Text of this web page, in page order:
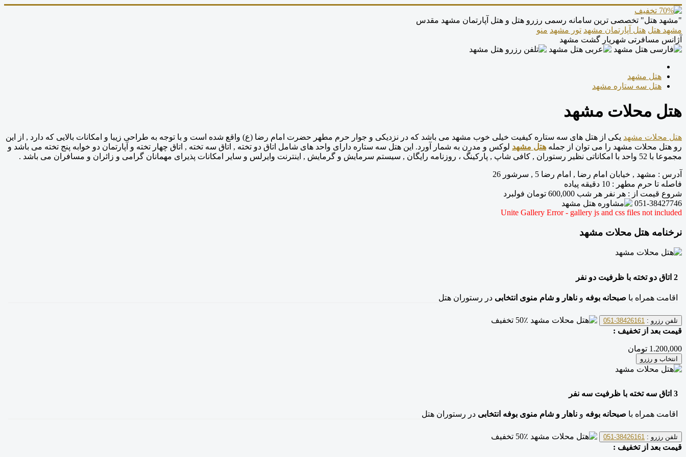
"مشهد هتل" تخصصی ترین سامانه رسمی رزرو هتل و هتل آپارتمان مشهد مقدس
مشهد هتل هتل آپارتمان مشهد تور مشهد منو
آژانس مسافرتی شهریار گشت مشهد
هتل مشهد
هتل سه ستاره مشهد
هتل محلات مشهد
هتل محلات مشهد یکی از هتل های سه ستاره کیفیت خیلی خوب مشهد می باشد که در نزدیکی و جوار حرم مطهر حضرت امام رضا (ع) واقع شده است و با توجه به طراحی زیبا و امکانات بالایی که دارد , از این
رو هتل محلات مشهد را می توان از جمله هتل مشهد لوکس و مدرن به شمار آورد. این هتل سه ستاره دارای واحد های شامل اتاق دو تخته , اتاق سه تخته , اتاق چهار تخته و آپارتمان دو خوابه پنج تخته می باشد و
مجموعا با 52 واحد با امکاناتی نظیر رستوران , کافی شاپ , پارکینگ ، روزنامه رایگان , سیستم سرمایش و گرمایش , اینترنت وایرلس و سایر امکانات پذیرای مهمانان گرامی و زائران و مسافران می باشد .
آدرس : مشهد , خیابان امام رضا , امام رضا 5 , سرشور 26
فاصله تا حرم مطهر : 10 دقیقه پیاده
شروع قیمت از : هر نفر هر شب 600,000 تومان فولبرد
051-38427746
Unite Gallery Error - gallery js and css files not included
نرخنامه هتل محلات مشهد
2 اتاق دو تخته با ظرفیت دو نفر
اقامت همراه با صبحانه بوفه و ناهار و شام منوی انتخابی در رستوران هتل
تلفن رزرو : 38426161-051
50٪ تخفیف
قیمت بعد از تخفیف :
1.200,000 تومان
انتخاب و رزرو
3 اتاق سه تخته با ظرفیت سه نفر
اقامت همراه با صبحانه بوفه و ناهار و شام منوی بوفه انتخابی در رستوران هتل
تلفن رزرو : 38426161-051
50٪ تخفیف
قیمت بعد از تخفیف :